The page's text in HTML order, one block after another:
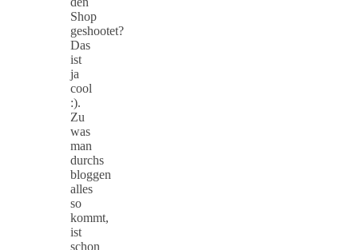
Shop
geshootet?
Das
ist
ja
cool
:).
Zu
was
man
durchs
bloggen
alles
so
kommt,
ist
schon